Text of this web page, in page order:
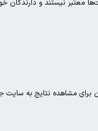
معتبر نیستند و
مشاهده نتایج به سایت